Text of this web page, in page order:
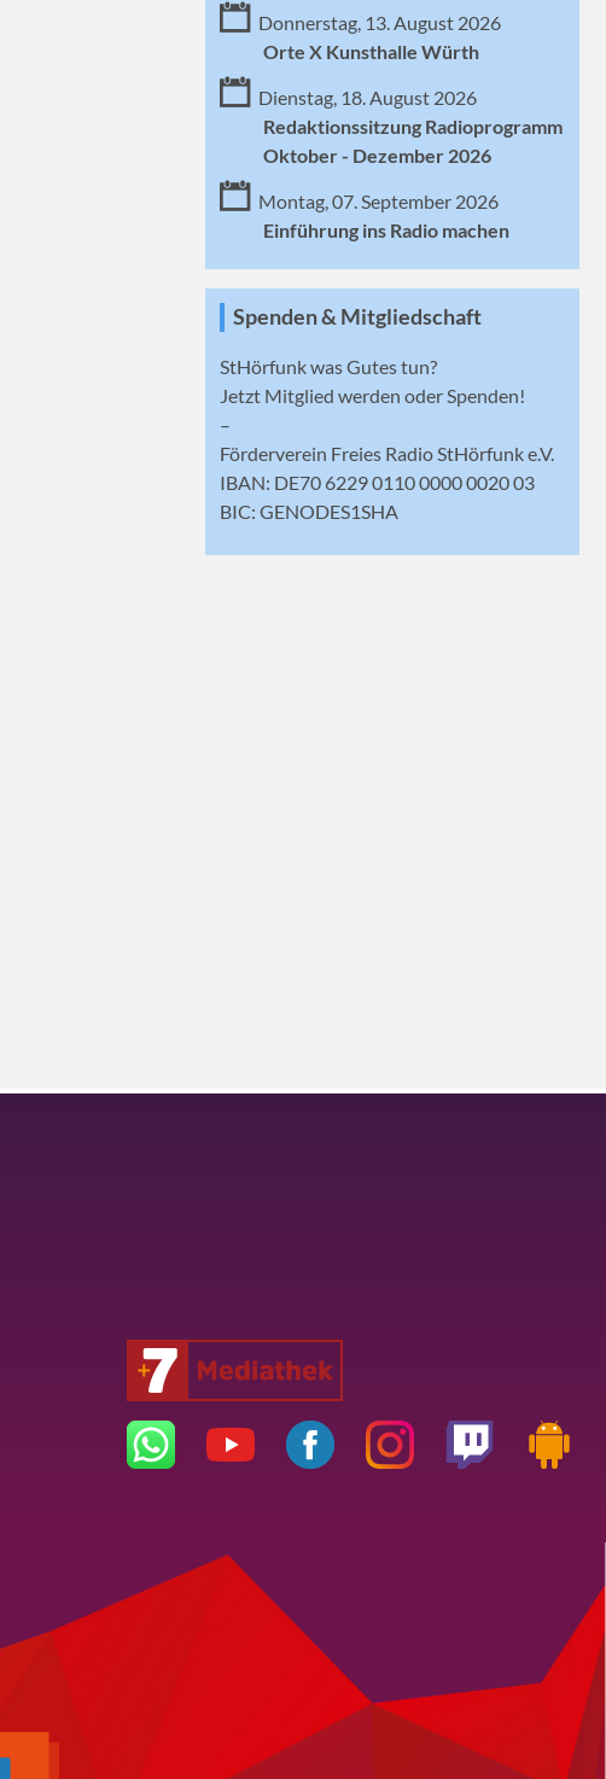
Donnerstag, 13. August 2026
Orte X Kunsthalle Würth
Dienstag, 18. August 2026
Redaktionssitzung Radioprogramm
Oktober - Dezember 2026
Montag, 07. September 2026
Einführung ins Radio machen
Spenden & Mitgliedschaft
StHörfunk was Gutes tun?
Jetzt Mitglied werden oder Spenden!
–
Förderverein Freies Radio StHörfunk e.V.
IBAN: DE70 6229 0110 0000 0020 03
BIC: GENODES1SHA